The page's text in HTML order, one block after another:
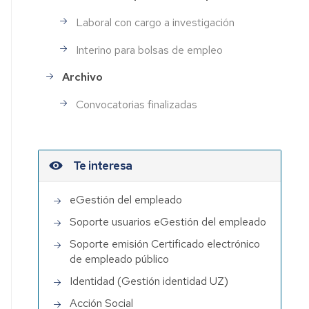
Laboral con cargo a investigación
Interino para bolsas de empleo
Archivo
Convocatorias finalizadas
Te interesa
eGestión del empleado
Soporte usuarios eGestión del empleado
Soporte emisión Certificado electrónico
de empleado público
Identidad (Gestión identidad UZ)
Acción Social